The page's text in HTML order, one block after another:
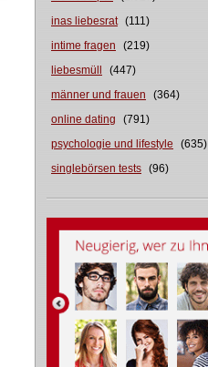
inas liebesrat (111)
intime fragen
(219)
liebesmüll
(447)
männer und frauen
(364)
online dating
(791)
psychologie und lifestyle
(635)
singlebörsen tests (96)